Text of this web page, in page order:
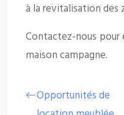
à la revitalisation des
Contactez-nous pour
maison campagne.
Opportunités de